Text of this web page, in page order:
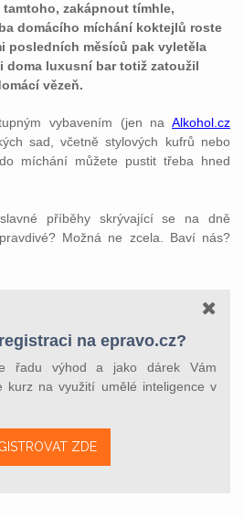
zakápnout tímhle,
domácího míchání koktejlů roste
posledních měsíců pak vyletěla
doma luxusní bar totiž zatoužil
vězeň.
vybavením (jen na Alkohol.cz
sad, včetně stylových kufrů nebo
míchání můžete pustit třeba hned
příběhy skrývající se na dně
Možná ne zcela. Baví nás?
na epravo.cz?
řadu výhod a jako dárek Vám
kurz na využití umělé inteligence v
ZDE